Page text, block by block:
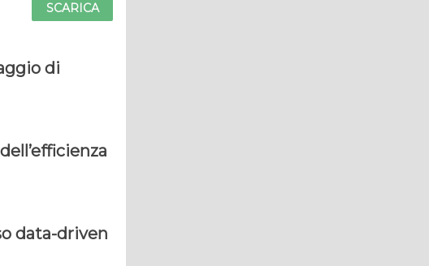
SCARICA
di
data-driven